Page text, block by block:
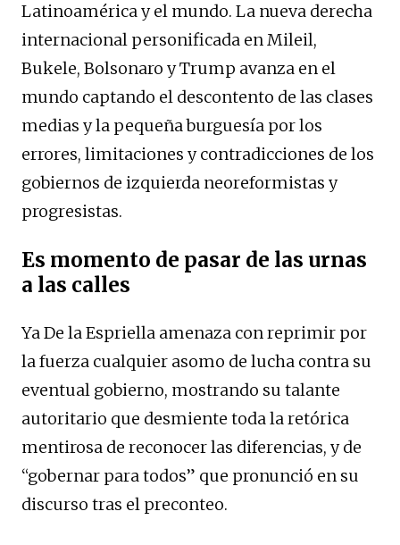
Latinoamérica y el mundo. La nueva derecha
internacional personificada en Mileil,
Bukele, Bolsonaro y Trump avanza en el
mundo captando el descontento de las clases
medias y la pequeña burguesía por los
errores, limitaciones y contradicciones de los
gobiernos de izquierda neoreformistas y
progresistas.
Es momento de pasar de las urnas
a las calles
Ya De la Espriella amenaza con reprimir por
la fuerza cualquier asomo de lucha contra su
eventual gobierno, mostrando su talante
autoritario que desmiente toda la retórica
mentirosa de reconocer las diferencias, y de
“gobernar para todos” que pronunció en su
discurso tras el preconteo.